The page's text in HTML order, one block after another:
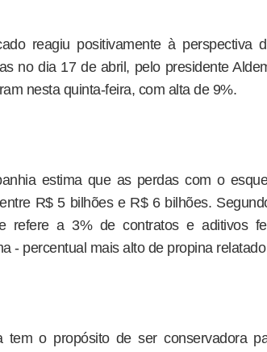
reagiu positivamente à perspectiva
no dia 17 de abril, pelo presidente
nesta quinta-feira, com alta de 9%.
estima que as perdas com o
R$ 5 bilhões e R$ 6 bilhões.
refere a 3% de contratos e aditivos
- percentual mais alto de propina
tem o propósito de ser conservadora